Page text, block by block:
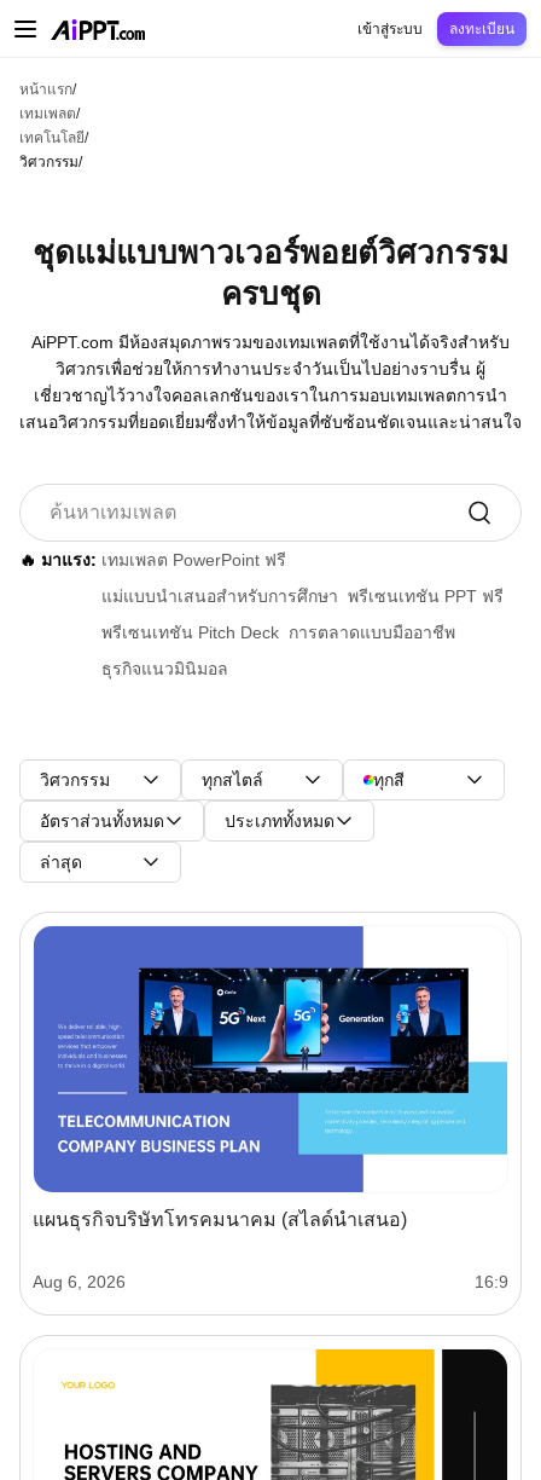
เทมเพลตการศึก
เข้าสู่ระบบ ลงทะเบียน
หน้าแรก/
เทมเพลต/
เทคโนโลยี/
วิศวกรรม/
ชุดแม่แบบพาวเวอร์พอยต์วิศวกรรม
ครบชุด
AiPPT.com มีห้องสมุดภาพรวมของเทมเพลตที่ใช้งานได้จริงสำหรับ
วิศวกรเพื่อช่วยให้การทำงานประจำวันเป็นไปอย่างราบรื่น ผู้
เชี่ยวชาญไว้วางใจคอลเลกชันของเราในการมอบเทมเพลตการนำ
เสนอวิศวกรรมที่ยอดเยี่ยมซึ่งทำให้ข้อมูลที่ซับซ้อนชัดเจนและน่าสนใจ
🔥 มาแรง: เทมเพลต PowerPoint ฟรี
แม่แบบนำเสนอสำหรับการศึกษา พรีเซนเทชัน PPT ฟรี
พรีเซนเทชัน Pitch Deck การตลาดแบบมืออาชีพ
ธุรกิจแนวมินิมอล
วิศวกรรม ทุกสไตล์ ทุกสี
อัตราส่วนทั้งหมด ประเภททั้งหมด
ล่าสุด
แผนธุรกิจบริษัทโทรคมนาคม (สไลด์นำเสนอ)
Aug 6, 2026 16:9